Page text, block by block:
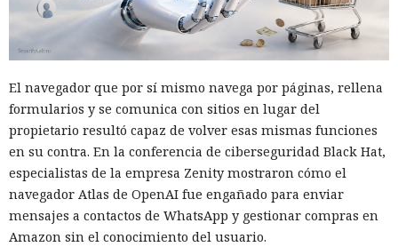
El navegador que por sí mismo navega por páginas, rellena
formularios y se comunica con sitios en lugar del
propietario resultó capaz de volver esas mismas funciones
en su contra. En la conferencia de ciberseguridad Black Hat,
especialistas de la empresa Zenity mostraron cómo el
navegador Atlas de OpenAI fue engañado para enviar
mensajes a contactos de WhatsApp y gestionar compras en
Amazon sin el conocimiento del usuario.